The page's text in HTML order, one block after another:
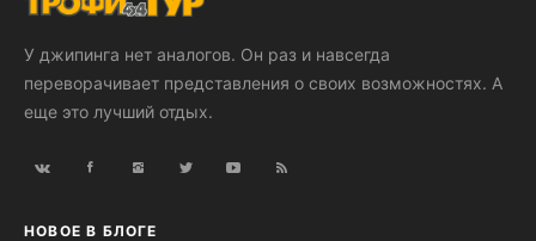
У джипинга нет аналогов. Он раз и навсегда
переворачивает представления о своих возможностях. А
еще это лучший отдых.
НОВОЕ В БЛОГЕ